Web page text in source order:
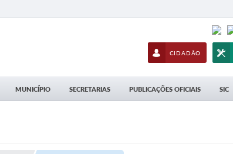
CIDADÃO
MUNICÍPIO SECRETARIAS PUBLICAÇÕES OFICIAIS SIC